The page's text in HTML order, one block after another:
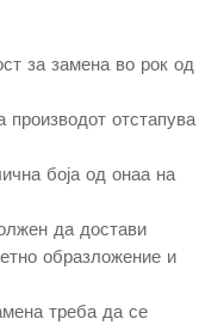
за замена во рок од
производот отстапува
боја од онаа на
да достави
образложение и
треба да се